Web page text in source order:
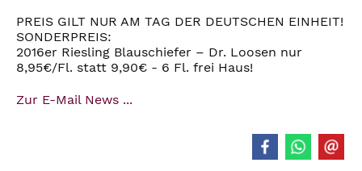
PREIS GILT NUR AM TAG DER DEUTSCHEN EINHEIT!
SONDERPREIS:
2016er Riesling Blauschiefer – Dr. Loosen nur
8,95€/Fl. statt 9,90€ - 6 Fl. frei Haus!
Zur E-Mail News ...